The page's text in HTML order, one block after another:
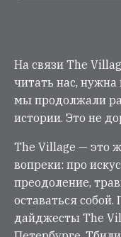
На связи The
читать нас, нужна
мы продолжали
истории. Это не
The Village — это
вопреки: про
преодоление,
оставаться
дайджесты The